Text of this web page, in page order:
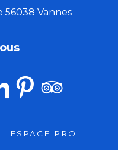
56038 Vannes
ESPACE PRO